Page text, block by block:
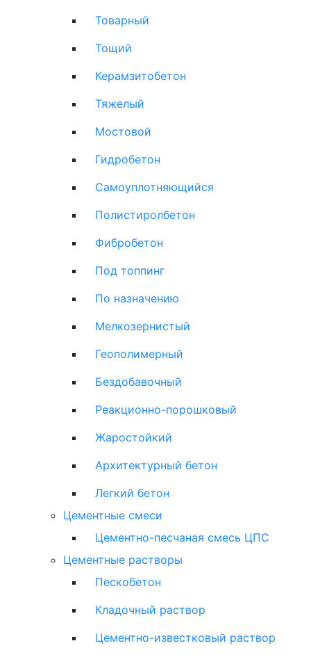
Товарный
Тощий
Керамзитобетон
Тяжелый
Мостовой
Гидробетон
Самоуплотняющийся
Полистиролбетон
Фибробетон
Под топпинг
По назначению
Мелкозернистый
Геополимерный
Бездобавочный
Реакционно-порошковый
Жаростойкий
Архитектурный бетон
Легкий бетон
Цементные смеси
Цементно-песчаная смесь ЦПС
Цементные растворы
Пескобетон
Кладочный раствор
Цементно-известковый раствор